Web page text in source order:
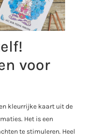
voor
kleurrijke kaart uit de
Het is een
te stimuleren. Heel